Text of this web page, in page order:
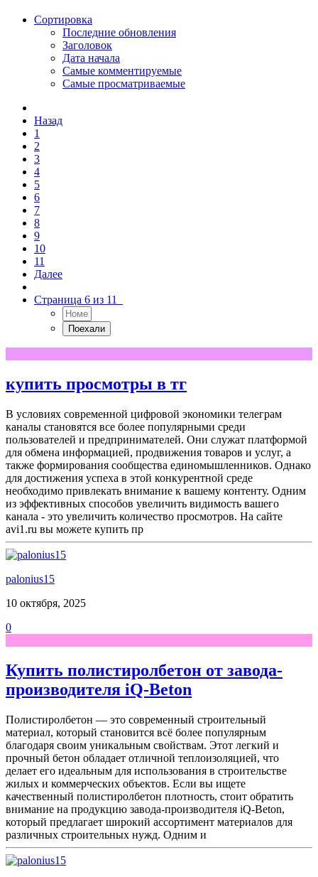
Сортировка
Последние обновления
Заголовок
Дата начала
Самые комментируемые
Самые просматриваемые
Назад
1
2
3
4
5
6
7
8
9
10
11
Далее
Страница 6 из 11
купить просмотры в тг
В условиях современной цифровой экономики телеграм
каналы становятся все более популярными среди
пользователей и предпринимателей. Они служат платформой
для обмена информацией, продвижения товаров и услуг, а
также формирования сообщества единомышленников. Однако
для достижения успеха в этой конкурентной среде
необходимо привлекать внимание к вашему контенту. Одним
из эффективных способов увеличить видимость вашего
канала - это увеличить количество просмотров. На сайте
avi1.ru вы можете купить пр
palonius15
10 октября, 2025
0
Купить полистиролбетон от завода-
производителя iQ-Beton
Полистиролбетон — это современный строительный
материал, который становится всё более популярным
благодаря своим уникальным свойствам. Этот легкий и
прочный бетон обладает отличной теплоизоляцией, что
делает его идеальным для использования в строительстве
жилых и коммерческих объектов. Если вы ищете
качественный полистиролбетон плотность, стоит обратить
внимание на продукцию завода-производителя iQ-Beton,
который предлагает широкий ассортимент материалов для
различных строительных нужд. Одним и